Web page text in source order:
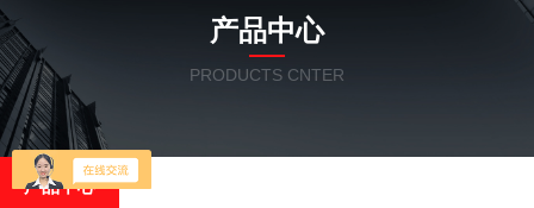
产品中心
PRODUCTS CNTER
产品中心